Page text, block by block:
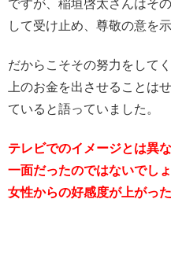
ですが、稲垣啓太さんはそ
して受け止め、尊敬の意を
だからこそその努力をして
上のお金を出させることは
ていると語っていました。
テレビでのイメージとは異
一面だったのではないでしょ
女性からの好感度が上がっ